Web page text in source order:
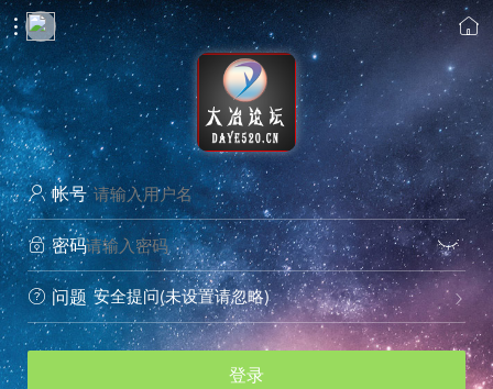
 
 帐号
 密码 
 问题 
安全提问(未设置请忽略)
登录